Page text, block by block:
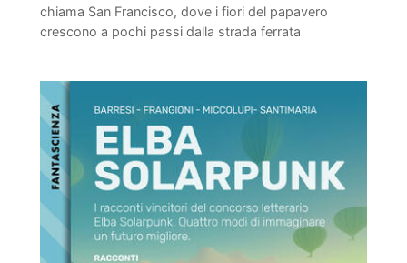
chiama San Francisco, dove i fiori del papavero
crescono a pochi passi dalla strada ferrata